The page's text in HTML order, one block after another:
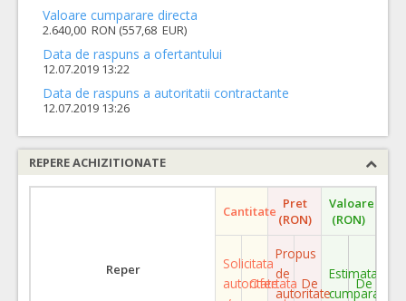
Valoare cumparare directa
2.640,00 RON (557,68 EUR)
Data de raspuns a ofertantului
12.07.2019 13:22
Data de raspuns a autoritatii contractante
12.07.2019 13:26
REPERE ACHIZITIONATE
Reper
Cantitate Pret
(RON)
Valoare
(RON)
Solicitata
autoritate
Ofertata
Propus
de
autoritate
De
Estimata
cumparare
De